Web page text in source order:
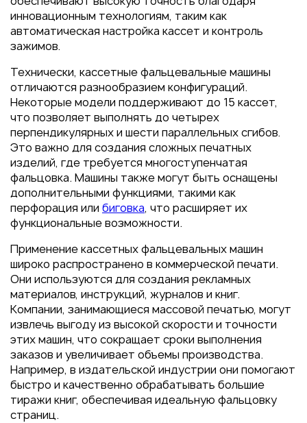
инновационным технологиям, таким как
автоматическая настройка кассет и контроль
зажимов.
Технически, кассетные фальцевальные машины
отличаются разнообразием конфигураций.
Некоторые модели поддерживают до 15 кассет,
что позволяет выполнять до четырех
перпендикулярных и шести параллельных сгибов.
Это важно для создания сложных печатных
изделий, где требуется многоступенчатая
фальцовка. Машины также могут быть оснащены
дополнительными функциями, такими как
перфорация или биговка, что расширяет их
функциональные возможности.
Применение кассетных фальцевальных машин
широко распространено в коммерческой печати.
Они используются для создания рекламных
материалов, инструкций, журналов и книг.
Компании, занимающиеся массовой печатью, могут
извлечь выгоду из высокой скорости и точности
этих машин, что сокращает сроки выполнения
заказов и увеличивает объемы производства.
Например, в издательской индустрии они помогают
быстро и качественно обрабатывать большие
тиражи книг, обеспечивая идеальную фальцовку
страниц.